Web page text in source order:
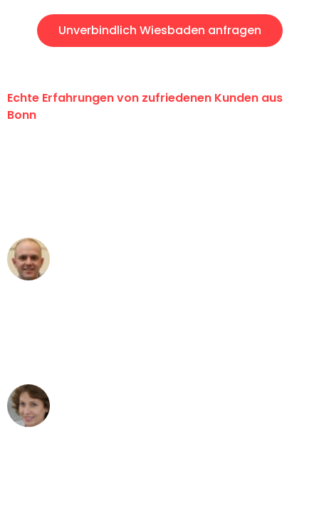
Unverbindlich Wiesbaden anfragen
Echte Erfahrungen von zufriedenen Kunden aus
Bonn